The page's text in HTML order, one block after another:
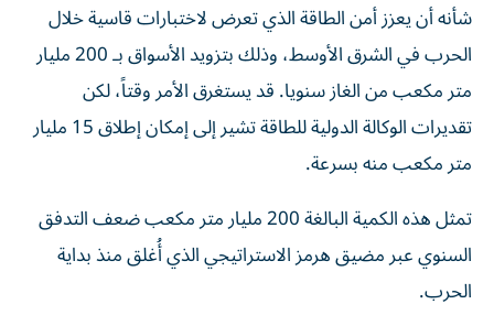
شأنه أن يعزز أمن الطاقة الذي تعرض لاختبارات قاسية خلال
الحرب في الشرق الأوسط، وذلك بتزويد الأسواق بـ 200 مليار
متر مكعب من الغاز سنويا. قد يستغرق الأمر وقتاً، لكن
تقديرات الوكالة الدولية للطاقة تشير إلى إمكان إطلاق 15 مليار
متر مكعب منه بسرعة.
تمثل هذه الكمية البالغة 200 مليار متر مكعب ضعف التدفق
السنوي عبر مضيق هرمز الاستراتيجي الذي أُغلق منذ بداية
الحرب.